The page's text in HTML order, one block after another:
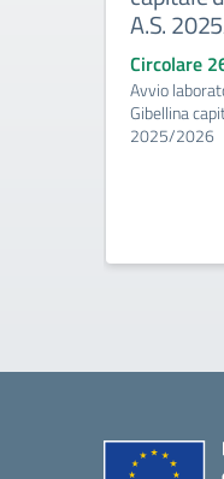
A.S.
Circolare
Avvio
Gibellina
2025/2026